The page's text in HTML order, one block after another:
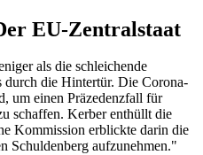
EU-Zentralstaat
als die schleichende
durch die Hintertür. Die Corona-
um einen Präzedenzfall für
schaffen. Kerber enthüllt die
Kommission erblickte darin die
Schuldenberg aufzunehmen."